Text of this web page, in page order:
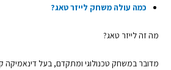
כמה עולה משחק לייזר טאג?
מה זה לייזר טאג?
מדובר במשחק טכנולוגי ומתקדם, בעל